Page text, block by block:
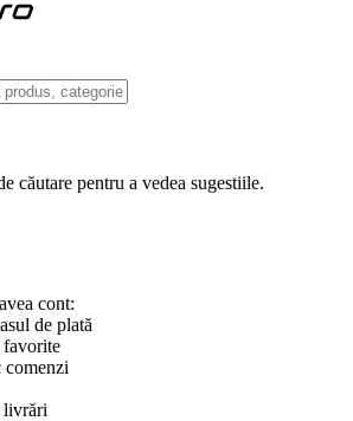
căutare pentru a vedea sugestiile.
cont:
de plată
favorite
comenzi
livrări